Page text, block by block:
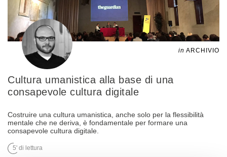
in ARCHIVIO
Cultura umanistica alla base di una
consapevole cultura digitale
Costruire una cultura umanistica, anche solo per la flessibilità
mentale che ne deriva, è fondamentale per formare una
consapevole cultura digitale.
5' di lettura